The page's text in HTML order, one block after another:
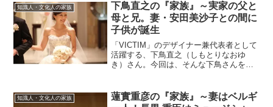
知識人・文化人の家族
下鳥直之の『家族』～実家の父と
母と兄。妻・安田美沙子との間に
子供が誕生
「VICTIM」のデザイナー兼代表者として
活躍する、下鳥直之（しもとりなおゆ
き）さん。今回は、そんな下鳥さんを取
之さんの実家は、新潟県上越市。地元の
上越市立直江津東中学...
知識人・文化人の家族
蓮實重彦の『家族』～妻はベルギ